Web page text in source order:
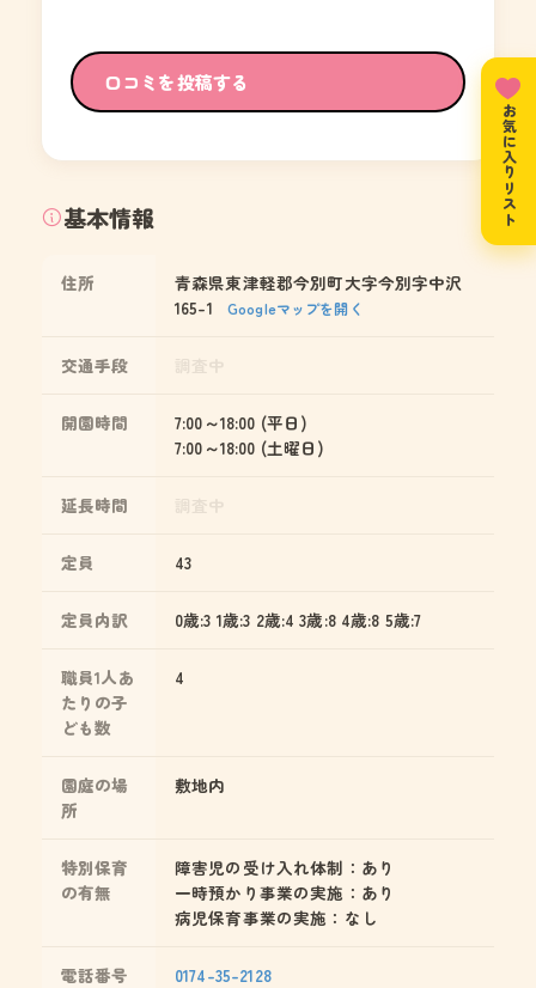
口コミを投稿する
基本情報
住所
青森県東津軽郡今別町大字今別字中沢
165-1
Googleマップを開く
交通手段
開園時間
7:00～18:00 (平日)
7:00～18:00 (土曜日)
延長時間
定員 43
定員内訳 0歳:3 1歳:3 2歳:4 3歳:8 4歳:8 5歳:7
職員1人あ
たりの子
ども数
4
園庭の場
所
敷地内
特別保育
の有無
障害児の受け入れ体制：あり
一時預かり事業の実施：あり
病児保育事業の実施：なし
電話番号 0174-35-2128
お気に入りリスト